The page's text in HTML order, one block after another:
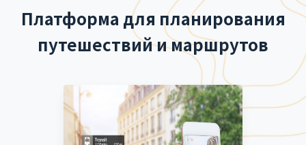
Платформа для планирования
путешествий и маршрутов